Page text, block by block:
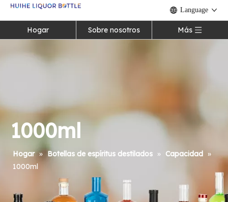
Language
Hogar Sobre nosotros Más
1000ml
Hogar » Botellas de espíritus destilados » Capacidad »
1000ml